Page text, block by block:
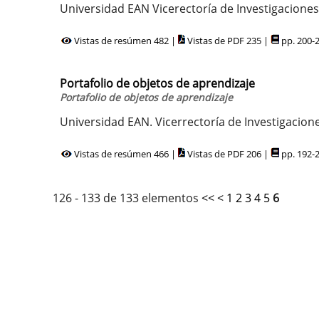
Universidad EAN Vicerectoría de Investigaciones
Vistas de resúmen 482 | Vistas de PDF 235 | pp. 200-
Portafolio de objetos de aprendizaje
Portafolio de objetos de aprendizaje
Universidad EAN. Vicerrectoría de
Vistas de resúmen 466 | Vistas de PDF 206 | pp. 192-
126 - 133 de 133 elementos <<< 1 234 5 6